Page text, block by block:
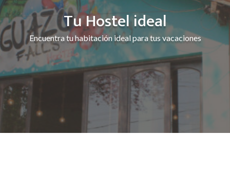
Tu Hostel ideal
Encuentra tu habitación ideal para tus vacaciones